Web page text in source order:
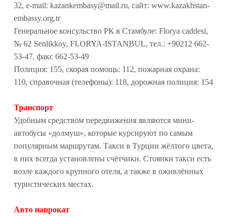
32, e-mail: kazankembasy@mail.ru, сайт: www.kazakhstan-
embassy.org.tr
Генеральное консульство РК в Стамбуле: Florya caddesi,
№ 62 Senlikkoy, FLORYA-ISTANBUL, тел.: +90212 662-
53-47, факс 662-53-49
Полиция: 155, скорая помощь: 112, пожарная охрана:
110, справочная (телефоны): 118, дорожная полиция: 154
Транспорт
Удобным средством передвижения являются мини-
автобусы «долмуш», которые курсируют по самым
популярным маршрутам. Такси в Турции жёлтого цвета,
в них всегда установлены счётчики. Стоянки такси есть
возле каждого крупного отеля, а также в оживлённых
туристических местах.
Авто напрокат